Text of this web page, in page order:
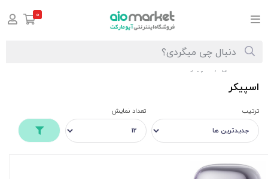
صفحه اصلی / اسپیکر
اسپیکر
ترتیب تعداد نمایش
0